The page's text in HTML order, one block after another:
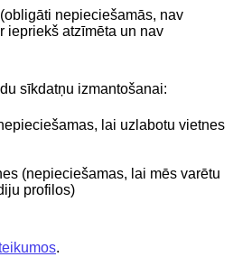
(obligāti nepieciešamās, nav
iepriekš atzīmēta un nav
sīkdatņu izmantošanai:
lai uzlabotu vietnes
(nepieciešamas, lai mēs varētu
profilos)
.
paziņojums
Kontakti
dienesta tālrunis:
Sekojiet mums